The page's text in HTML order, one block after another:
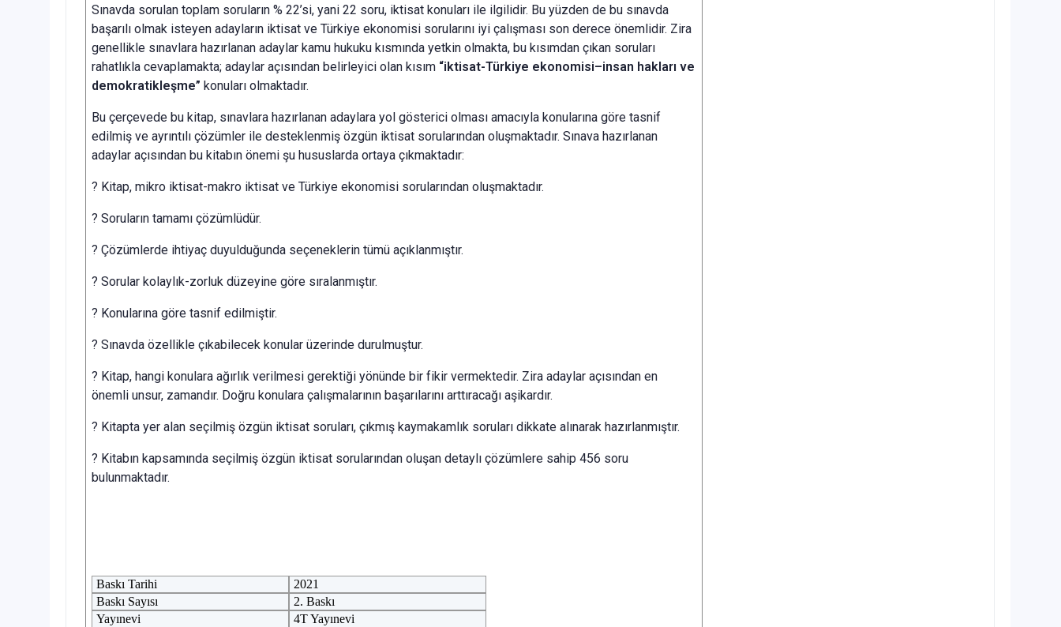
Sınavda sorulan toplam soruların % 22’si, yani 22 soru, iktisat konuları ile ilgilidir. Bu yüzden de bu sınavda
başarılı olmak isteyen adayların iktisat ve Türkiye ekonomisi sorularını iyi çalışması son derece önemlidir. Zira
genellikle sınavlara hazırlanan adaylar kamu hukuku kısmında yetkin olmakta, bu kısımdan çıkan soruları
rahatlıkla cevaplamakta; adaylar açısından belirleyici olan kısım“iktisat-Türkiye ekonomisi–insan hakları ve
demokratikleşme” konuları olmaktadır.
Bu çerçevede bu kitap, sınavlara hazırlanan adaylara yol gösterici olması amacıyla konularına göre tasnif
edilmiş ve ayrıntılı çözümler ile desteklenmiş özgün iktisat sorularından oluşmaktadır. Sınava hazırlanan
adaylar açısından bu kitabın önemi şu hususlarda ortaya çıkmaktadır:
? Kitap, mikro iktisat-makro iktisat ve Türkiye ekonomisi sorularından oluşmaktadır.
? Soruların tamamı çözümlüdür.
? Çözümlerde ihtiyaç duyulduğunda seçeneklerin tümü açıklanmıştır.
? Sorular kolaylık-zorluk düzeyine göre sıralanmıştır.
? Konularına göre tasnif edilmiştir.
? Sınavda özellikle çıkabilecek konular üzerinde durulmuştur.
? Kitap, hangi konulara ağırlık verilmesi gerektiği yönünde bir fikir vermektedir. Zira adaylar açısından en
önemli unsur, zamandır. Doğru konulara çalışmalarının başarılarını arttıracağı aşikardır.
? Kitapta yer alan seçilmiş özgün iktisat soruları, çıkmış kaymakamlık soruları dikkate alınarak hazırlanmıştır.
? Kitabın kapsamında seçilmiş özgün iktisat sorularından oluşan detaylı çözümlere sahip 456 soru
bulunmaktadır.
Baskı Tarihi
2021
Baskı Sayısı
2. Baskı
Yayınevi
4T Yayınevi